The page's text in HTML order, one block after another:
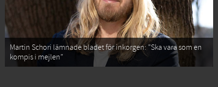
Martin Schori lämnade bladet för inkorgen: ”Ska vara som en
kompis i mejlen”